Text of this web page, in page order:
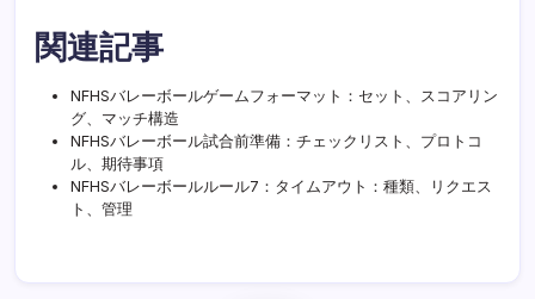
関連記事
NFHSバレーボールゲームフォーマット：セット、スコアリン
グ、マッチ構造
NFHSバレーボール試合前準備：チェックリスト、プロトコ
ル、期待事項
NFHSバレーボールルール7：タイムアウト：種類、リクエス
ト、管理